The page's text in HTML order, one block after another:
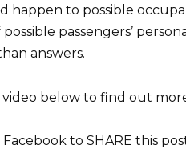
happen to possible
passengers’
answers.
below to find out
Facebook to SHARE this